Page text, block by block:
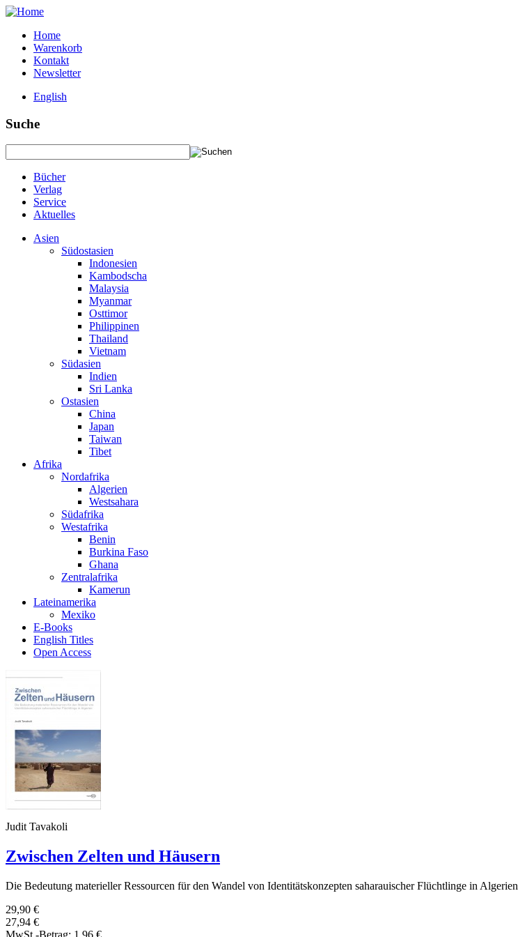
Home
Warenkorb
Kontakt
Newsletter
English
Suche
Bücher
Verlag
Service
Aktuelles
Asien
Südostasien
Indonesien
Kambodscha
Malaysia
Myanmar
Osttimor
Philippinen
Thailand
Vietnam
Südasien
Indien
Sri Lanka
Ostasien
China
Japan
Taiwan
Tibet
Afrika
Nordafrika
Algerien
Westsahara
Südafrika
Westafrika
Benin
Burkina Faso
Ghana
Zentralafrika
Kamerun
Lateinamerika
Mexiko
E-Books
English Titles
Open Access
Judit Tavakoli
Zwischen Zelten und Häusern
Die Bedeutung materieller Ressourcen für den Wandel von Identitätskonzepten saharauischer Flüchtlinge in Algerien
29,90 €
27,94 €